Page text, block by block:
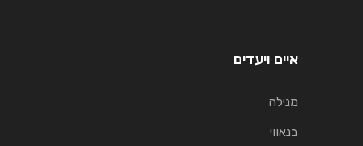
איים ויעדים
מנילה
בנאווי